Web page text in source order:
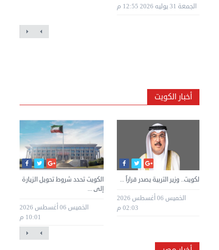
الجمعة 31 يوليه 2026 12:55 م
أخبار الكويت
الكويت تحدد شروط تحويل الزيارة
إلى ...
الخميس 06 أغسطس 2026
10:01 م
الكويت.. وزير التربية يصدر قراراً ...
الخميس 06 أغسطس 2026
02:03 م